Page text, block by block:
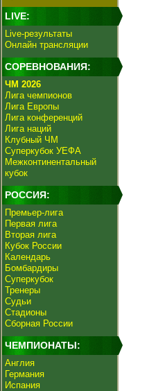
LIVE:
Live-результаты
Онлайн трансляции
СОРЕВНОВАНИЯ:
ЧМ 2026
Лига чемпионов
Лига Европы
Лига конференций
Лига наций
Клубный ЧМ
Суперкубок УЕФА
Межконтинентальный
кубок
РОССИЯ:
Премьер-лига
Первая лига
Вторая лига
Кубок России
Календарь
Бомбардиры
Суперкубок
Тренеры
Судьи
Стадионы
Сборная России
ЧЕМПИОНАТЫ:
Англия
Германия
Испания